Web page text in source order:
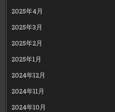
2025年4月
2025年3月
2025年2月
2025年1月
2024年12月
2024年11月
2024年10月